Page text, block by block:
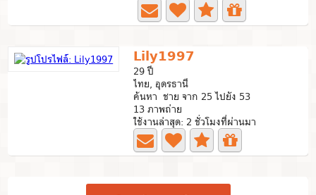
Lily1997
29 ปี
ไทย, อุดรธานี
ค้นหา ชาย จาก 25 ไปยัง 53
13 ภาพถ่าย
ใช้งานล่าสุด: 2 ชั่วโมงที่ผ่านมา